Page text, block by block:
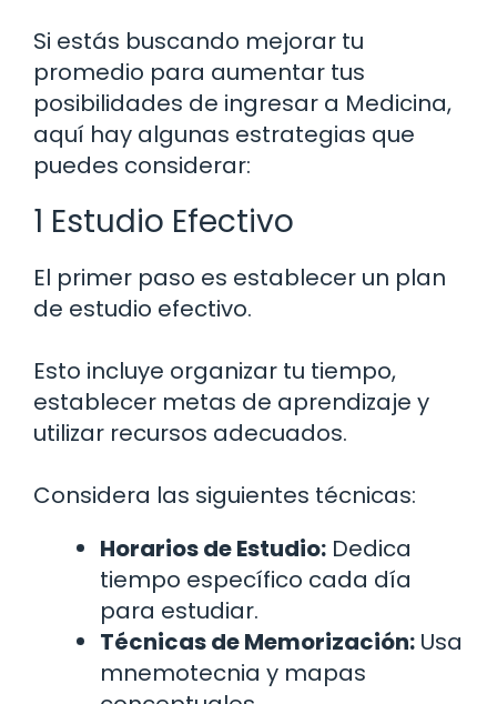
Si estás buscando mejorar tu
promedio para aumentar tus
posibilidades de ingresar a Medicina,
aquí hay algunas estrategias que
puedes considerar:
1 Estudio Efectivo
El primer paso es establecer un plan
de estudio efectivo.
Esto incluye organizar tu tiempo,
establecer metas de aprendizaje y
utilizar recursos adecuados.
Considera las siguientes técnicas:
Horarios de Estudio: Dedica
tiempo específico cada día
para estudiar.
Técnicas de Memorización: Usa
mnemotecnia y mapas